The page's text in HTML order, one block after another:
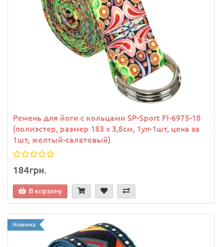
Ремень для йоги с кольцами SP-Sport FI-6975-18
(полиэстер, размер 183 x 3,8см, 1уп-1шт, цена за
1шт, желтый-салатовый)
184грн.
В корзину
Новинка